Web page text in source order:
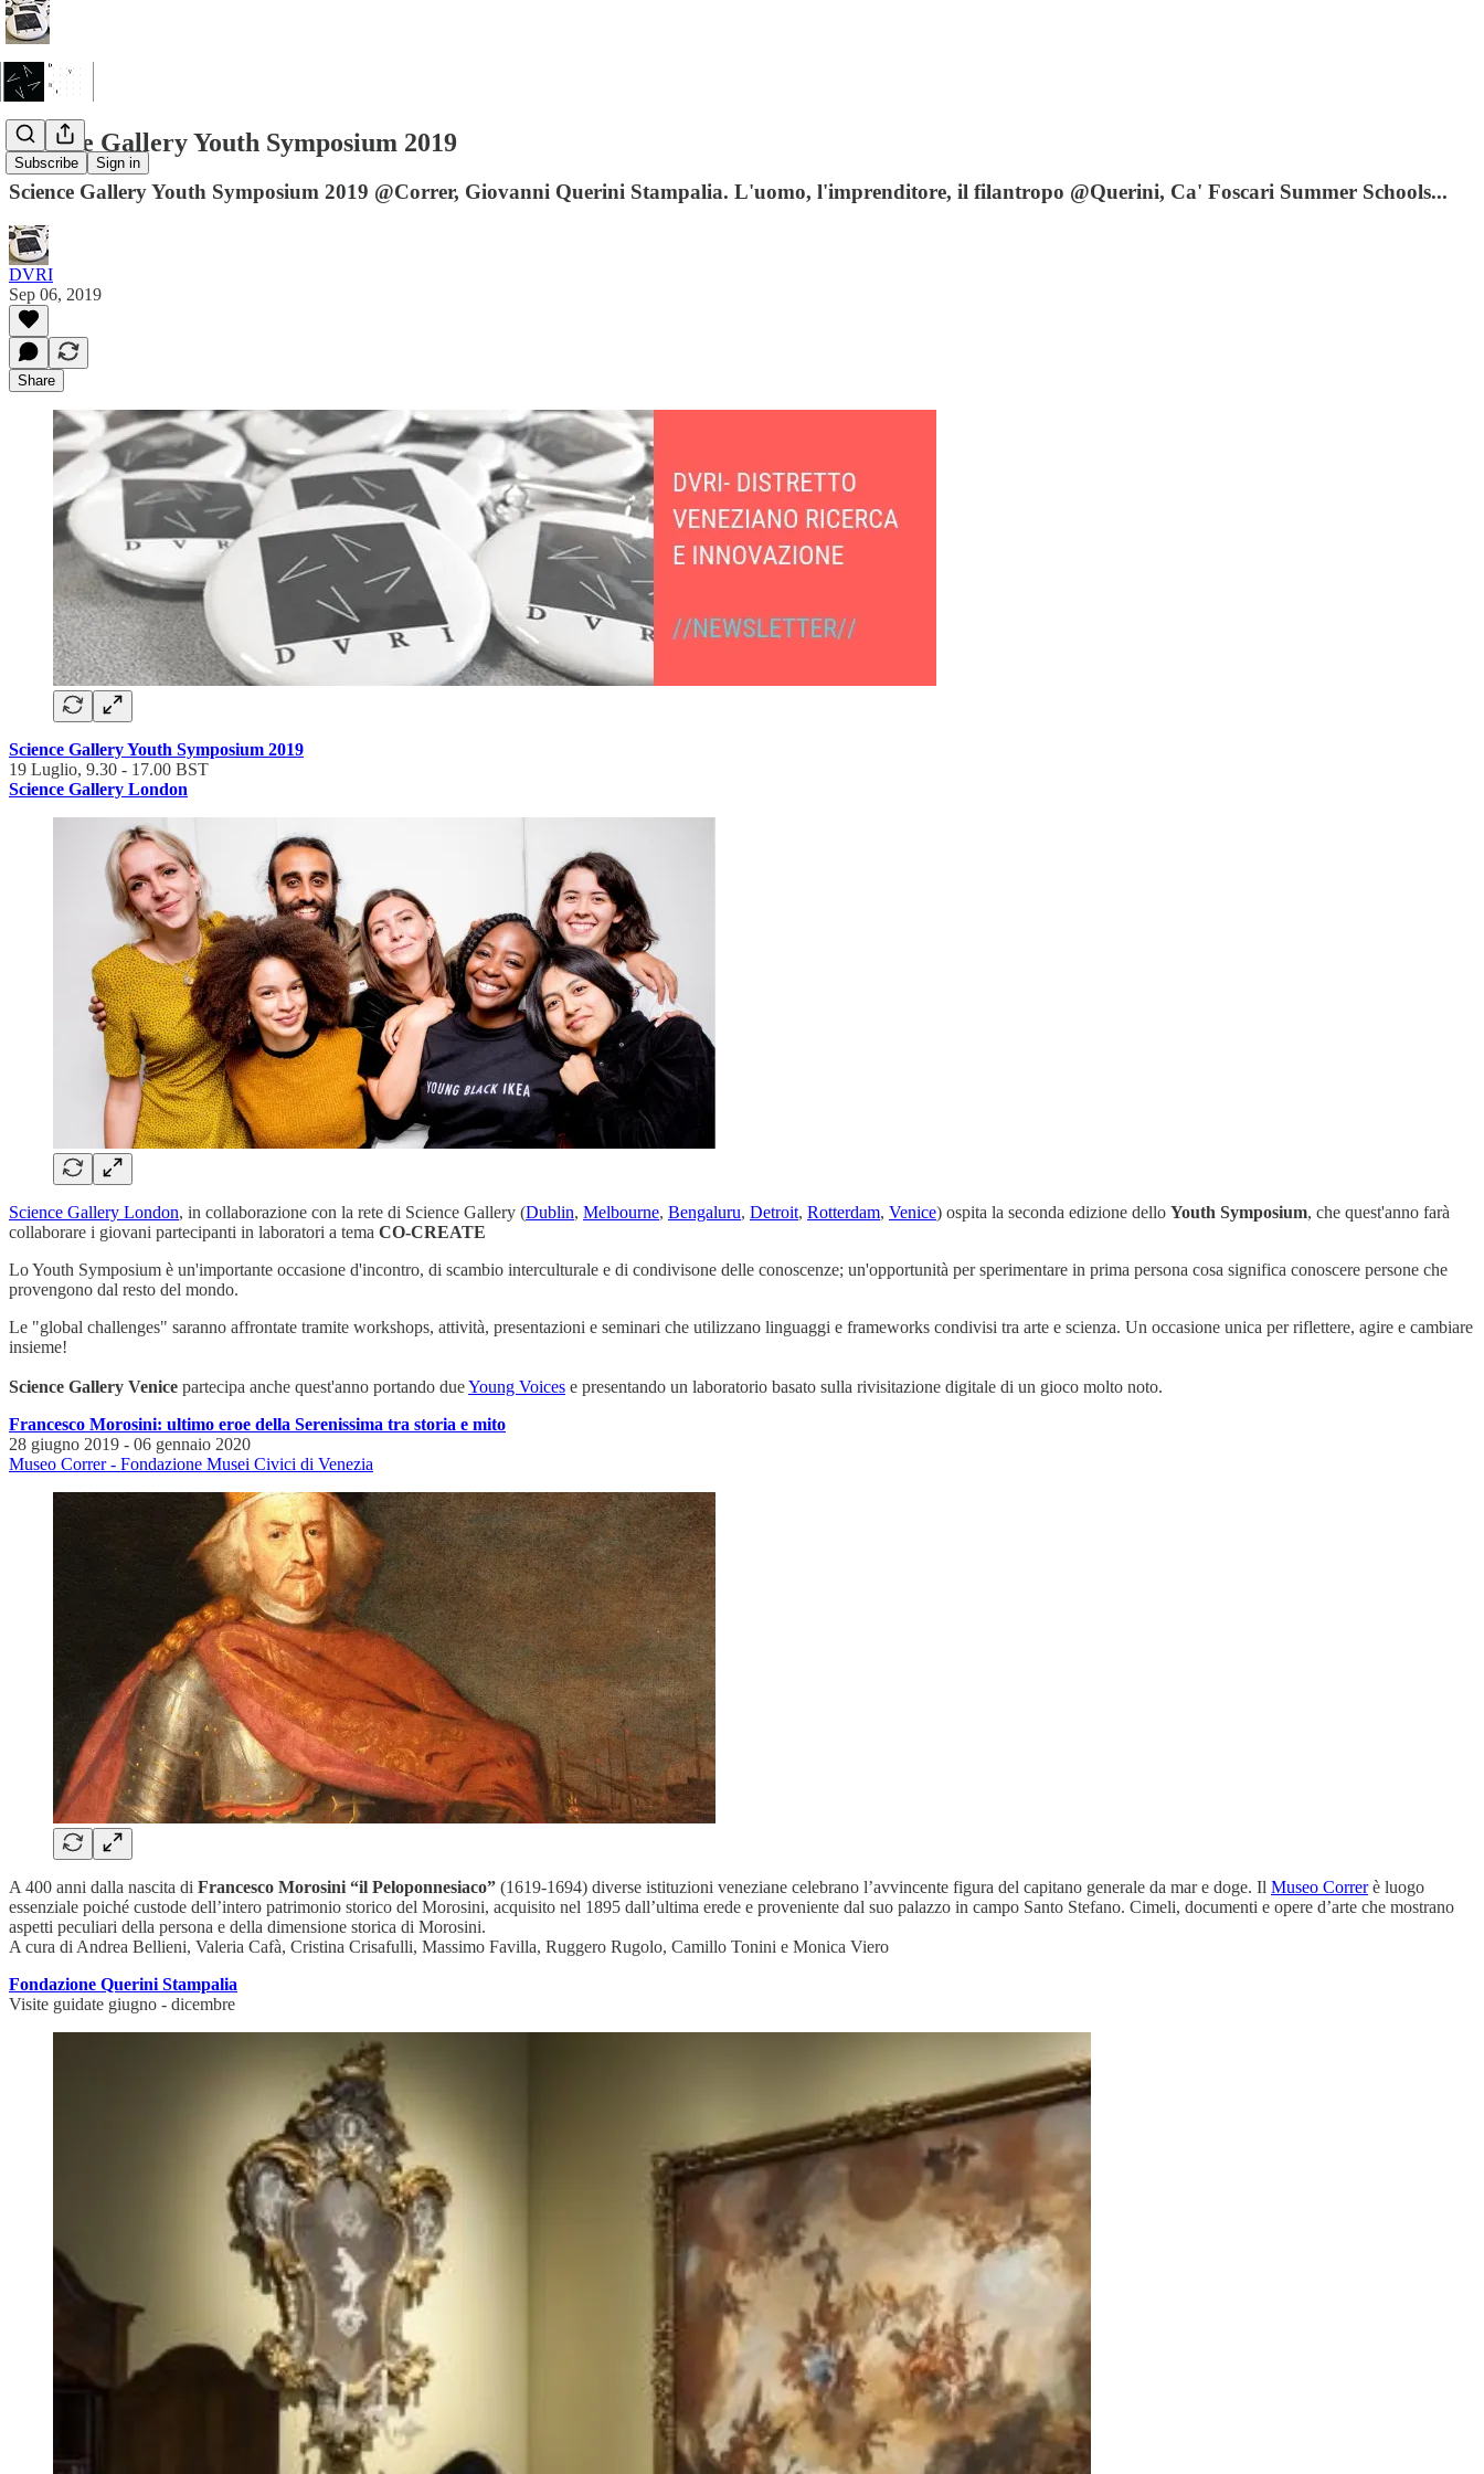
Subscribe Sign in
Science Gallery Youth Symposium 2019
Science Gallery Youth Symposium 2019 @Correr, Giovanni Querini Stampalia. L'uomo, l'imprenditore, il filantropo @Querini, Ca' Foscari Summer Schools...
DVRI
Sep 06, 2019
Share
Science Gallery Youth Symposium 2019
19 Luglio, 9.30 - 17.00 BST
Science Gallery London
Science Gallery London, in collaborazione con la rete di Science Gallery (Dublin, Melbourne, Bengaluru, Detroit, Rotterdam, Venice) ospita la seconda edizione dello Youth Symposium, che quest'anno farà
collaborare i giovani partecipanti in laboratori a tema CO-CREATE
Lo Youth Symposium è un'importante occasione d'incontro, di scambio interculturale e di condivisone delle conoscenze; un'opportunità per sperimentare in prima persona cosa significa conoscere persone che
provengono dal resto del mondo.
Le "global challenges" saranno affrontate tramite workshops, attività, presentazioni e seminari che utilizzano linguaggi e frameworks condivisi tra arte e scienza. Un occasione unica per riflettere, agire e cambiare
insieme!
Science Gallery Venice partecipa anche quest'anno portando dueYoung Voices e presentando un laboratorio basato sulla rivisitazione digitale di un gioco molto noto.
Francesco Morosini: ultimo eroe della Serenissima tra storia e mito
28 giugno 2019 - 06 gennaio 2020
Museo Correr - Fondazione Musei Civici di Venezia
A 400 anni dalla nascita di Francesco Morosini “il Peloponnesiaco” (1619-1694) diverse istituzioni veneziane celebrano l’avvincente figura del capitano generale da mar e doge. Il Museo Correrè luogo
essenziale poiché custode dell’intero patrimonio storico del Morosini, acquisito nel 1895 dall’ultima erede e proveniente dal suo palazzo in campo Santo Stefano. Cimeli, documenti e opere d’arte che mostrano
aspetti peculiari della persona e della dimensione storica di Morosini.
A cura di Andrea Bellieni, Valeria Cafà, Cristina Crisafulli, Massimo Favilla, Ruggero Rugolo, Camillo Tonini e Monica Viero
Fondazione Querini Stampalia
Visite guidate giugno - dicembre